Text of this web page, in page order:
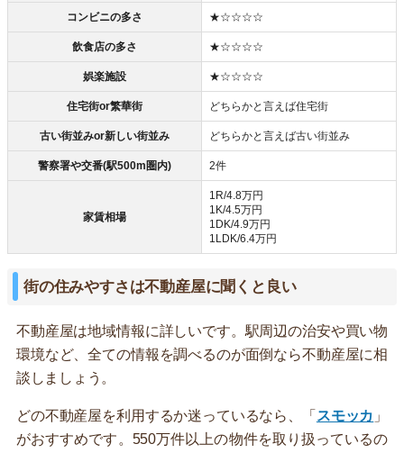
コンビニの多さ ★☆☆☆☆
飲食店の多さ ★☆☆☆☆
娯楽施設 ★☆☆☆☆
住宅街or繁華街 どちらかと言えば住宅街
古い街並みor新しい街並み どちらかと言えば古い街並み
警察署や交番(駅500m圏内) 2件
家賃相場
1R/4.8万円
1K/4.5万円
1DK/4.9万円
1LDK/6.4万円
街の住みやすさは不動産屋に聞くと良い
不動産屋は地域情報に詳しいです。駅周辺の治安や買い物
環境など、全ての情報を調べるのが面倒なら不動産屋に相
談しましょう。
どの不動産屋を利用するか迷っているなら、「 スモッカ 」
がおすすめです。550万件以上の物件を取り扱っているの